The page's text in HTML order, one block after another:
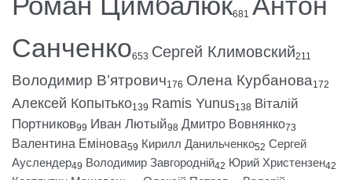
681
Санченко653 Сергей Климовский211
Володимир В’ятрович176 Олена Курбанова172
Алексей Копытько139 Ramis Yunus138 Віталій
Портников99 Иван Лютый98 Дмитро Вовнянко73
Валентина Емінова59 Кирилл Данильченко52 Сергей
Ауслендер49 Володимир Завгородній42 Юрий Христензен42